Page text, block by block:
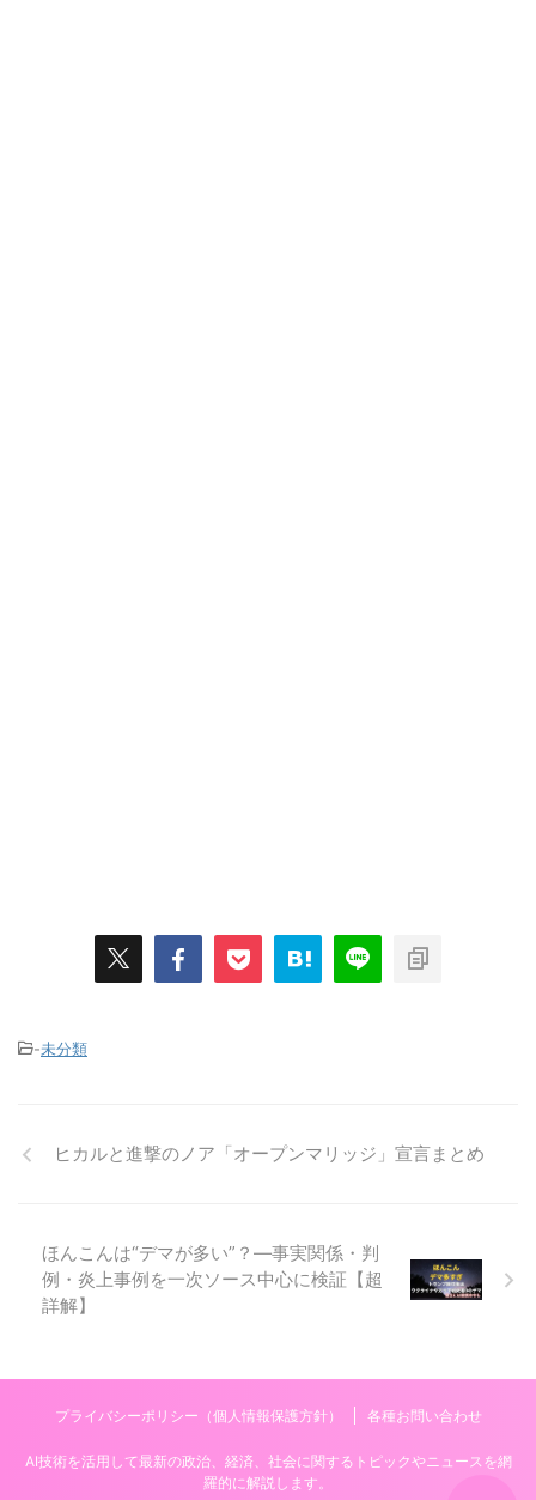
-未分類
ヒカルと進撃のノア「オープンマリッジ」宣言まとめ
ほんこんは“デマが多い”？—事実関係・判
例・炎上事例を一次ソース中心に検証【超
詳解】
プライバシーポリシー（個人情報保護方針） 各種お問い合わせ
AI技術を活用して最新の政治、経済、社会に関するトピックやニュースを網
羅的に解説します。